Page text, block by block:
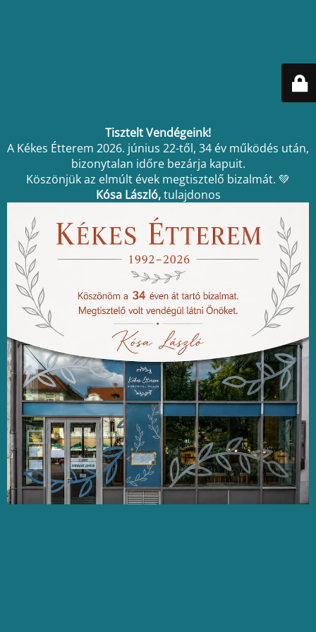
Tisztelt Vendégeink!
A Kékes Étterem 2026. június 22-től, 34 év működés után,
bizonytalan időre bezárja kapuit.
Köszönjük az elmúlt évek megtisztelő bizalmát. 💚
Kósa László,tulajdonos